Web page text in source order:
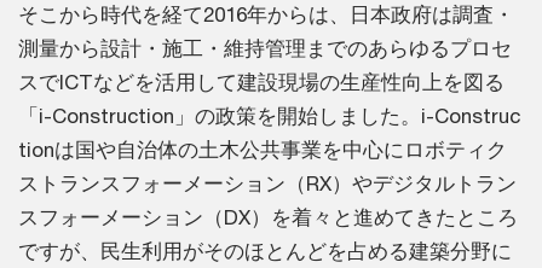
そこから時代を経て2016年からは、日本政府は調査・
測量から設計・施工・維持管理までのあらゆるプロセ
スでICTなどを活用して建設現場の生産性向上を図る
「i-Construction」の政策を開始しました。i-Construc
tionは国や自治体の土木公共事業を中心にロボティク
ストランスフォーメーション（RX）やデジタルトラン
スフォーメーション（DX）を着々と進めてきたところ
ですが、民生利用がそのほとんどを占める建築分野に